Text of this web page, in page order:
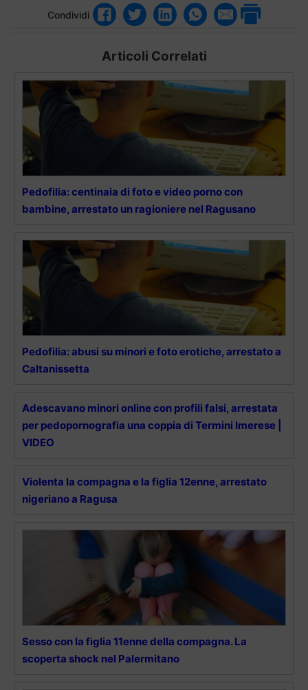
Condividi
Articoli Correlati
Pedofilia: centinaia di foto e video porno con
bambine, arrestato un ragioniere nel Ragusano
Pedofilia: abusi su minori e foto erotiche, arrestato a
Caltanissetta
Adescavano minori online con profili falsi, arrestata
per pedopornografia una coppia di Termini Imerese |
VIDEO
Violenta la compagna e la figlia 12enne, arrestato
nigeriano a Ragusa
Sesso con la figlia 11enne della compagna. La
scoperta shock nel Palermitano